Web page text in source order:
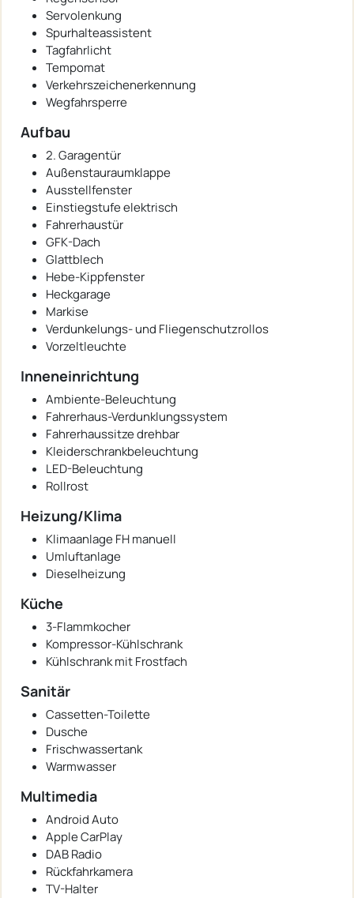
Servolenkung
Spurhalteassistent
Tagfahrlicht
Tempomat
Verkehrszeichenerkennung
Wegfahrsperre
Aufbau
2. Garagentür
Außenstauraumklappe
Ausstellfenster
Einstiegstufe elektrisch
Fahrerhaustür
GFK-Dach
Glattblech
Hebe-Kippfenster
Heckgarage
Markise
Verdunkelungs- und Fliegenschutzrollos
Vorzeltleuchte
Inneneinrichtung
Ambiente-Beleuchtung
Fahrerhaus-Verdunklungssystem
Fahrerhaussitze drehbar
Kleiderschrankbeleuchtung
LED-Beleuchtung
Rollrost
Heizung/Klima
Klimaanlage FH manuell
Umluftanlage
Dieselheizung
Küche
3-Flammkocher
Kompressor-Kühlschrank
Kühlschrank mit Frostfach
Sanitär
Cassetten-Toilette
Dusche
Frischwassertank
Warmwasser
Multimedia
Android Auto
Apple CarPlay
DAB Radio
Rückfahrkamera
TV-Halter